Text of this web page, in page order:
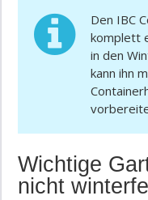
Den IBC
komplett
in den
kann ihn
Wichtige
nicht